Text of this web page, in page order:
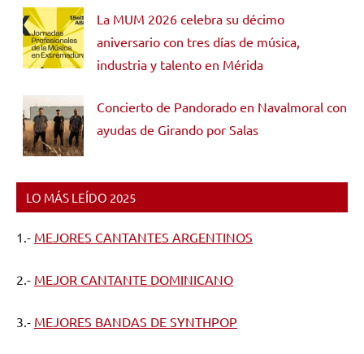
La MUM 2026 celebra su décimo
aniversario con tres días de música,
industria y talento en Mérida
Concierto de Pandorado en Navalmoral con
ayudas de Girando por Salas
LO MÁS LEÍDO 2025
1.- MEJORES CANTANTES ARGENTINOS
2.- MEJOR CANTANTE DOMINICANO
3.- MEJORES BANDAS DE SYNTHPOP